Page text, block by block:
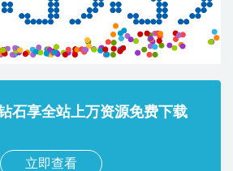
石享全站上万资源免费下载
立即查看